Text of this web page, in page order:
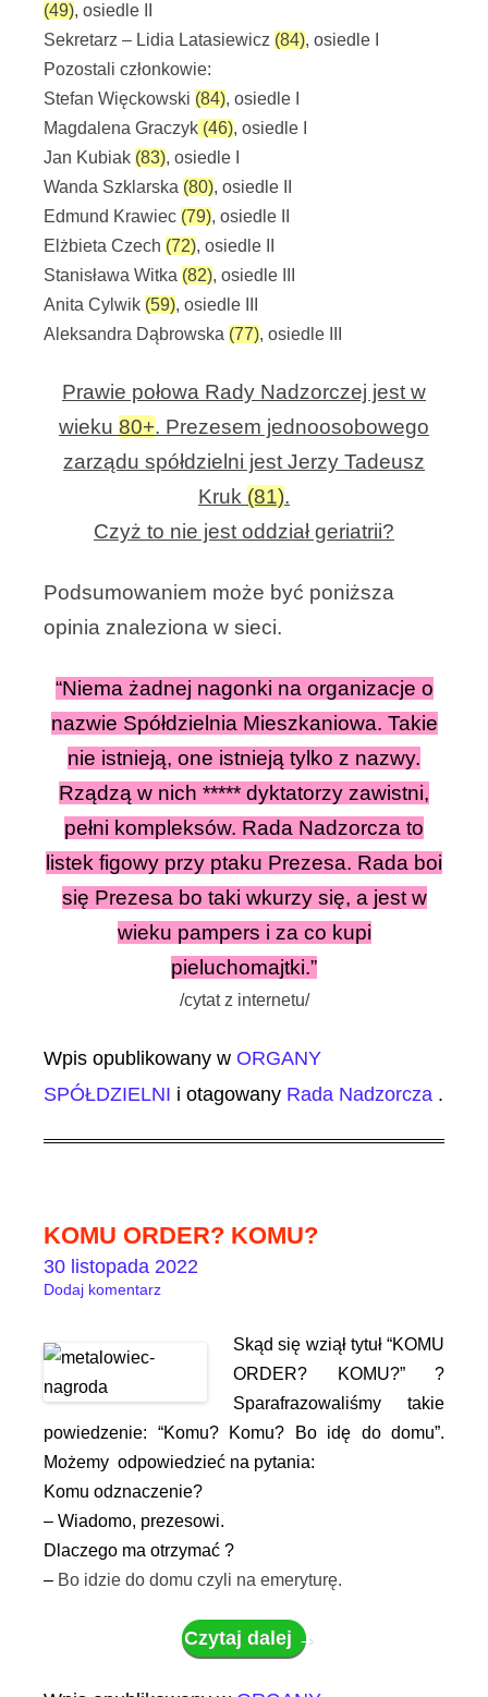
(49), osiedle II
Sekretarz – Lidia Latasiewicz (84), osiedle I
Pozostali członkowie:
Stefan Więckowski (84), osiedle I
Magdalena Graczyk (46), osiedle I
Jan Kubiak (83), osiedle I
Wanda Szklarska (80), osiedle II
Edmund Krawiec (79), osiedle II
Elżbieta Czech (72), osiedle II
Stanisława Witka (82), osiedle III
Anita Cylwik (59), osiedle III
Aleksandra Dąbrowska (77), osiedle III
Prawie połowa Rady Nadzorczej jest w
wieku 80+. Prezesem jednoosobowego
zarządu spółdzielni jest Jerzy Tadeusz
Kruk (81).
Czyż to nie jest oddział geriatrii?
Podsumowaniem może być poniższa
opinia znaleziona w sieci.
“Niema żadnej nagonki na organizacje o
nazwie Spółdzielnia Mieszkaniowa. Takie
nie istnieją, one istnieją tylko z nazwy.
Rządzą w nich ***** dyktatorzy zawistni,
pełni kompleksów. Rada Nadzorcza to
listek figowy przy ptaku Prezesa. Rada boi
się Prezesa bo taki wkurzy się, a jest w
wieku pampers i za co kupi
pieluchomajtki.”
/cytat z internetu/
Wpis opublikowany w ORGANY
SPÓŁDZIELNI i otagowany Rada Nadzorcza .
KOMU ORDER? KOMU?
Dodaj komentarz
Skąd się wziął tytuł “KOMU
ORDER? KOMU?” ?
Sparafrazowaliśmy takie
powiedzenie: “Komu? Komu? Bo idę do domu”.
Możemy odpowiedzieć na pytania:
Komu odznaczenie?
– Wiadomo, prezesowi.
Dlaczego ma otrzymać ?
– Bo idzie do domu czyli na emeryturę.
Czytaj dalej →
30 listopada 2022